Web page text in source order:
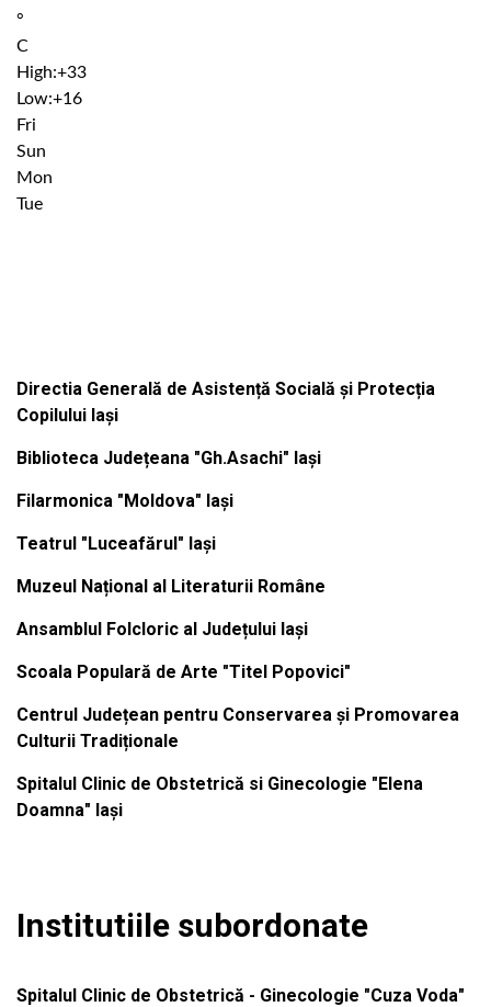
°
C
High:+33
Low:+16
Fri
Sun
Mon
Tue
Directia Generală de Asistență Socială și Protecția
Copilului Iași
Biblioteca Județeana "Gh.Asachi" Iași
Filarmonica "Moldova" Iași
Teatrul "Luceafărul" Iași
Muzeul Național al Literaturii Române
Ansamblul Folcloric al Județului Iași
Scoala Populară de Arte "Titel Popovici"
Centrul Județean pentru Conservarea și Promovarea
Culturii Tradiționale
Spitalul Clinic de Obstetrică si Ginecologie "Elena
Doamna" Iași
Institutiile subordonate
Spitalul Clinic de Obstetrică - Ginecologie "Cuza Voda"